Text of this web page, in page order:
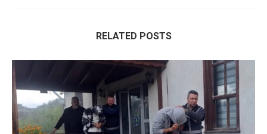
RELATED POSTS